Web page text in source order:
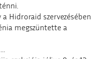
Hidroraid szervezésében
megszüntette a